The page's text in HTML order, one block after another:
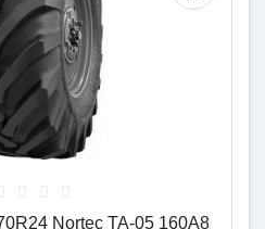
Nortec TA-05 160A8